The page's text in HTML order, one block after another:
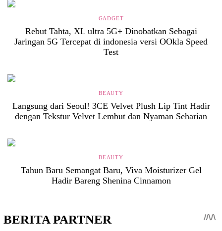
GADGET
Rebut Tahta, XL ultra 5G+ Dinobatkan Sebagai
Jaringan 5G Tercepat di indonesia versi OOkla Speed
Test
BEAUTY
Langsung dari Seoul! 3CE Velvet Plush Lip Tint Hadir
dengan Tekstur Velvet Lembut dan Nyaman Seharian
BEAUTY
Tahun Baru Semangat Baru, Viva Moisturizer Gel
Hadir Bareng Shenina Cinnamon